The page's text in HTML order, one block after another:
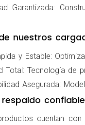
Garantizada:
nuestros
y Estable:
Total: Tecnología de
Asegurada:
cuentan